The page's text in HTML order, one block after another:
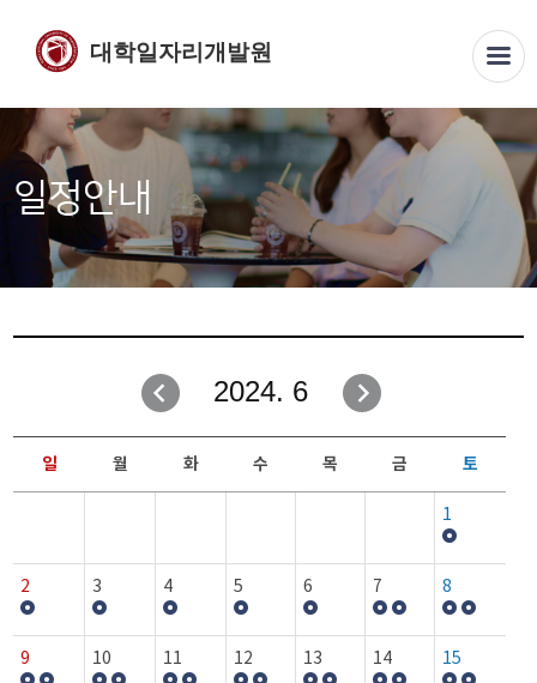
대학일자리개발원
일정안내
2024. 6
일 월 화 수 목 금 토
1
2 3 4 5 6 7 8
9 10 11 12 13 14 15